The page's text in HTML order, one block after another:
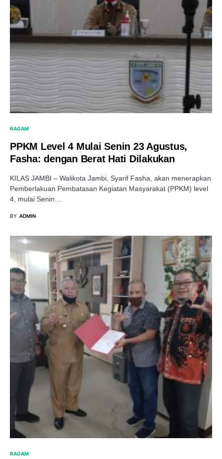
RAGAM
PPKM Level 4 Mulai Senin 23 Agustus,
Fasha: dengan Berat Hati Dilakukan
KILAS JAMBI – Walikota Jambi, Syarif Fasha, akan menerapkan
Pemberlakuan Pembatasan Kegiatan Masyarakat (PPKM) level
4, mulai Senin…
BY ADMIN
RAGAM